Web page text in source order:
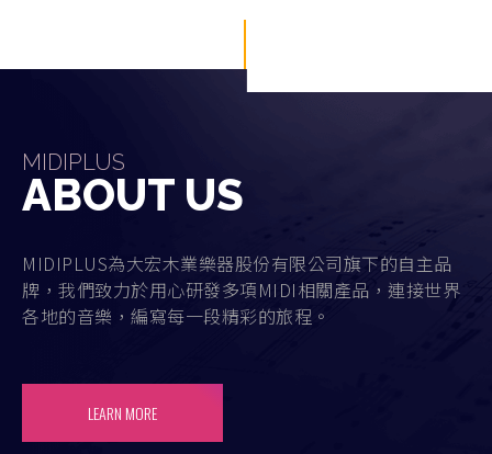
MIDIPLUS
ABOUT US
MIDIPLUS為大宏木業樂器股份有限公司旗下的自主品
牌，我們致力於用心研發多項MIDI相關產品，連接世界
各地的音樂，編寫每一段精彩的旅程。
LEARN MORE